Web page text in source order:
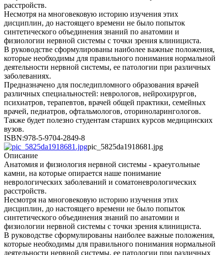
расстройств.
Несмотря на многовековую историю изучения этих
дисциплин, до настоящего времени не было попыток
синтетического объединения знаний по анатомии и
физиологии нервной системы с точки зрения клинициста.
В руководстве сформулированы наиболее важные положения,
которые необходимы для правильного понимания нормальной
деятельности нервной системы, ее патологии при различных
заболеваниях.
Предназначено для последипломного образования врачей
различных специальностей: неврологов, нейрохирургов,
психиатров, терапевтов, врачей общей практики, семейных
врачей, педиатров, офтальмологов, оториноларингологов.
Также будет полезно студентам старших курсов медицинских
вузов.
ISBN:978-5-9704-2849-8
pic_5825da1918681.jpg
Описание
Анатомия и физиология нервной системы - краеугольные
камни, на которые опирается наше понимание
неврологических заболеваний и соматоневрологических
расстройств.
Несмотря на многовековую историю изучения этих
дисциплин, до настоящего времени не было попыток
синтетического объединения знаний по анатомии и
физиологии нервной системы с точки зрения клинициста.
В руководстве сформулированы наиболее важные положения,
которые необходимы для правильного понимания нормальной
деятельности нервной системы, ее патологии при различных